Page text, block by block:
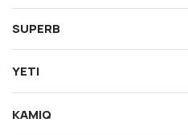
SUPERB
YETI
KAMIQ